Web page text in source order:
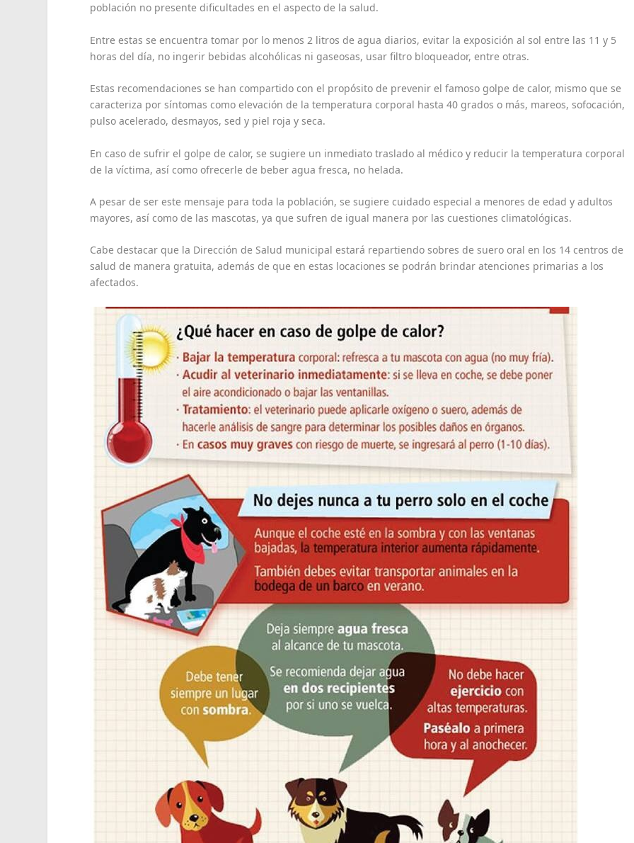
población no presente dificultades en el aspecto de la salud.
Entre estas se encuentra tomar por lo menos 2 litros de agua diarios, evitar la exposición al sol entre las 11 y 5
horas del día, no ingerir bebidas alcohólicas ni gaseosas, usar filtro bloqueador, entre otras.
Estas recomendaciones se han compartido con el propósito de prevenir el famoso golpe de calor, mismo que se
caracteriza por síntomas como elevación de la temperatura corporal hasta 40 grados o más, mareos, sofocación,
pulso acelerado, desmayos, sed y piel roja y seca.
En caso de sufrir el golpe de calor, se sugiere un inmediato traslado al médico y reducir la temperatura corporal
de la víctima, así como ofrecerle de beber agua fresca, no helada.
A pesar de ser este mensaje para toda la población, se sugiere cuidado especial a menores de edad y adultos
mayores, así como de las mascotas, ya que sufren de igual manera por las cuestiones climatológicas.
Cabe destacar que la Dirección de Salud municipal estará repartiendo sobres de suero oral en los 14 centros de
salud de manera gratuita, además de que en estas locaciones se podrán brindar atenciones primarias a los
afectados.